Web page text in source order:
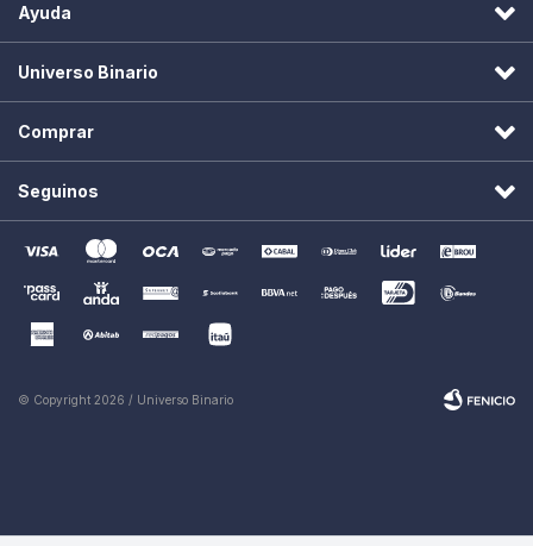
Ayuda
Universo Binario
Comprar
Seguinos
© Copyright 2026 / Universo Binario